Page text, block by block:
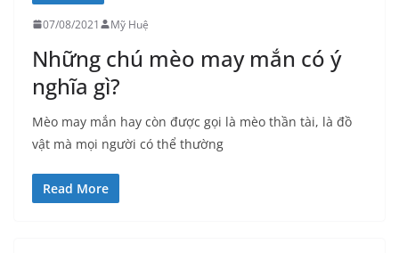
07/08/2021 Mỹ Huệ
Những chú mèo may mắn có ý
nghĩa gì?
Mèo may mắn hay còn được gọi là mèo thần tài, là đồ
vật mà mọi người có thể thường
Read More